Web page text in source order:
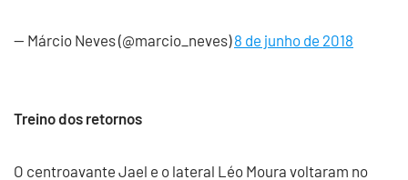
— Márcio Neves (@marcio_neves)8 de junho de 2018
Treino dos retornos
O centroavante Jael e o lateral Léo Moura voltaram no